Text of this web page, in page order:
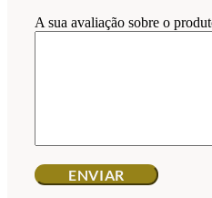
A sua avaliação sobre o